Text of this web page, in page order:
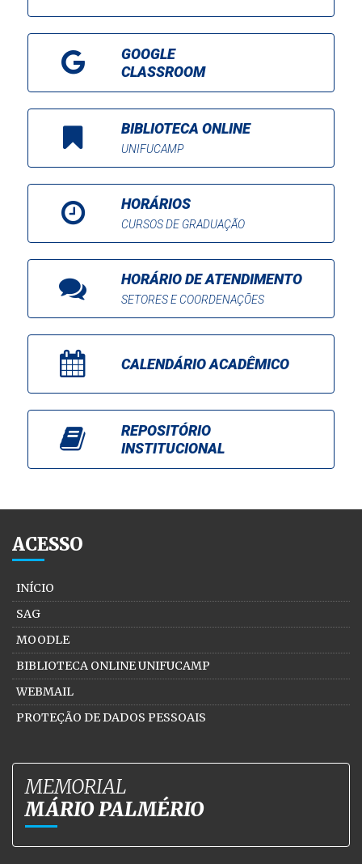
GOOGLE
CLASSROOM
BIBLIOTECA ONLINE
UNIFUCAMP
HORÁRIOS
CURSOS DE GRADUAÇÃO
HORÁRIO DE ATENDIMENTO
SETORES E COORDENAÇÕES
CALENDÁRIO ACADÊMICO
REPOSITÓRIO
INSTITUCIONAL
ACESSO
INÍCIO
SAG
MOODLE
BIBLIOTECA ONLINE UNIFUCAMP
WEBMAIL
PROTEÇÃO DE DADOS PESSOAIS
MEMORIAL
MÁRIO PALMÉRIO